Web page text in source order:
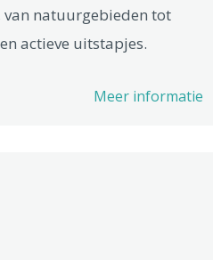
natuurgebieden tot
actieve uitstapjes.
Meer informatie